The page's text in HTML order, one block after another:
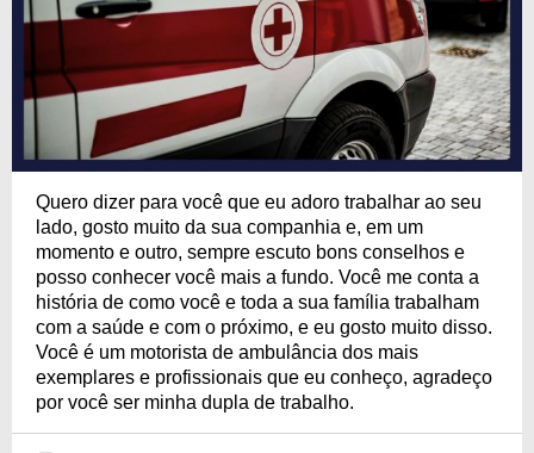
Quero dizer para você que eu adoro trabalhar ao seu
lado, gosto muito da sua companhia e, em um
momento e outro, sempre escuto bons conselhos e
posso conhecer você mais a fundo. Você me conta a
história de como você e toda a sua família trabalham
com a saúde e com o próximo, e eu gosto muito disso.
Você é um motorista de ambulância dos mais
exemplares e profissionais que eu conheço, agradeço
por você ser minha dupla de trabalho.